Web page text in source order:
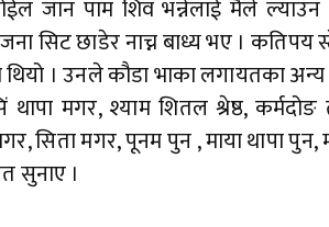
जान पाम शिव भन्नेलाई मैले ल्याउन
सिट छाडेर नाच्न बाध्य भए । कतिपय
। उनले कौडा भाका लगायतका
मगर, श्याम शितल श्रेष्ठ,
सिता मगर, पूनम पुन , माया थापा
सुनाए ।